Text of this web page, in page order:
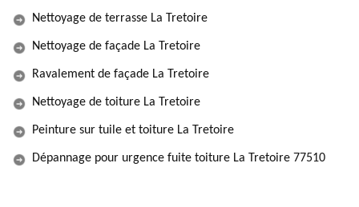
Nettoyage de terrasse La Tretoire
Nettoyage de façade La Tretoire
Ravalement de façade La Tretoire
Nettoyage de toiture La Tretoire
Peinture sur tuile et toiture La Tretoire
Dépannage pour urgence fuite toiture La Tretoire 77510